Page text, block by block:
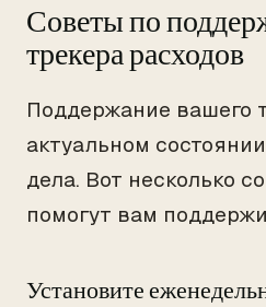
Советы по
трекера расходов
Поддержание вашего
актуальном
дела. Вот несколько
помогут вам
Установите